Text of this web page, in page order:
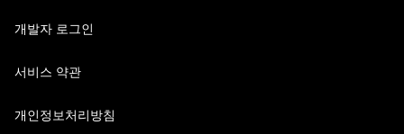
개발자 로그인
서비스 약관
개인정보처리방침